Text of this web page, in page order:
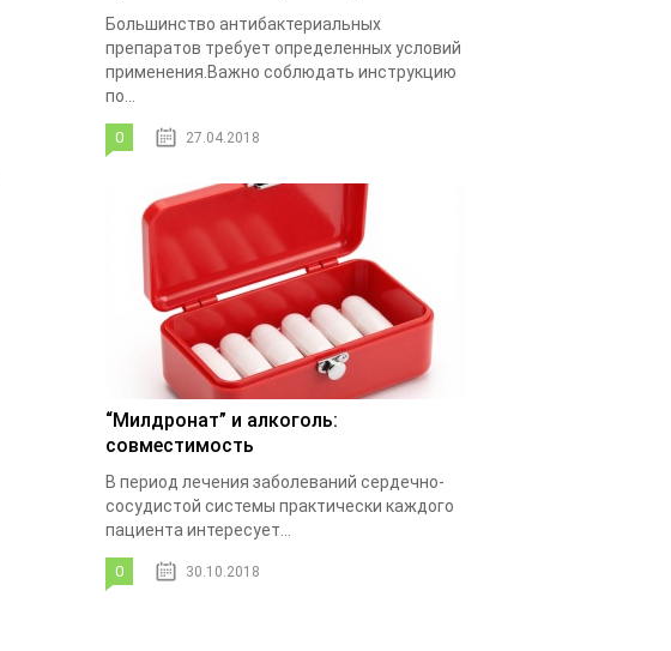
Большинство антибактериальных
препаратов требует определенных условий
применения.Важно соблюдать инструкцию
по...
0 27.04.2018
“Милдронат” и алкоголь:
совместимость
В период лечения заболеваний сердечно-
сосудистой системы практически каждого
пациента интересует...
0 30.10.2018